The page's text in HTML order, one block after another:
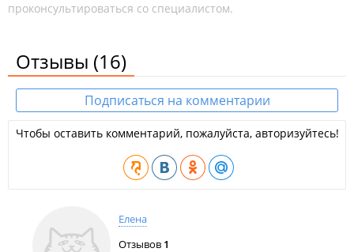
проконсультироваться со специалистом.
Отзывы (16)
Подписаться на комментарии
Чтобы оставить комментарий, пожалуйста, авторизуйтесь!
Елена
Отзывов 1